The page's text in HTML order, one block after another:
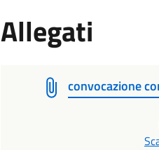
Allegati
convocazione